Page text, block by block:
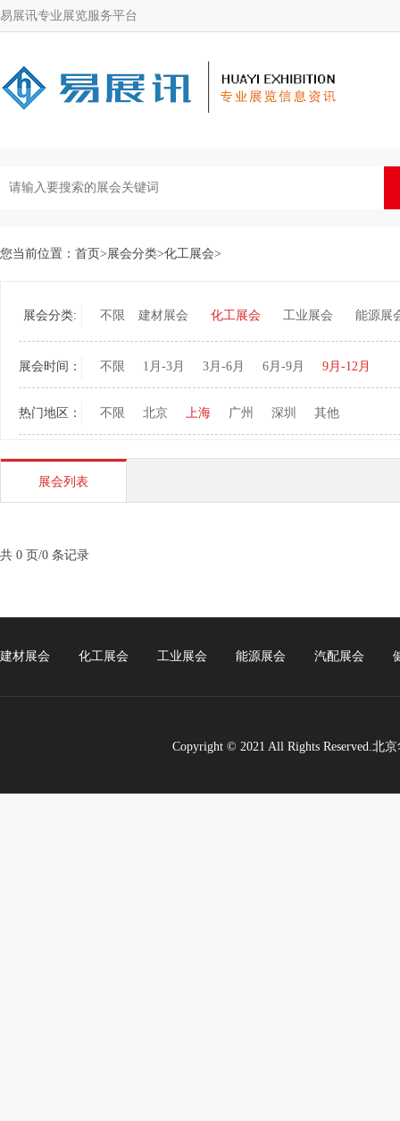
易展讯专业展览服务平台
您当前位置： 首页>展会分类>化工展会>
展会分类: 不限 建材展会 化工展会 工业展会 能源展
展会时间： 不限 1月-3月 3月-6月 6月-9月 9月-12月
热门地区： 不限 北京 上海 广州 深圳 其他
展会列表
共 0 页/0 条记录
建材展会 化工展会 工业展会 能源展会 汽配展会
Copyright © 2021 All Rights Reserved.北